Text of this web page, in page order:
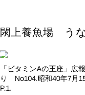
閖上養魚場 う
「ビタミンAの王座」広
り No104.昭和40年7
P.1.